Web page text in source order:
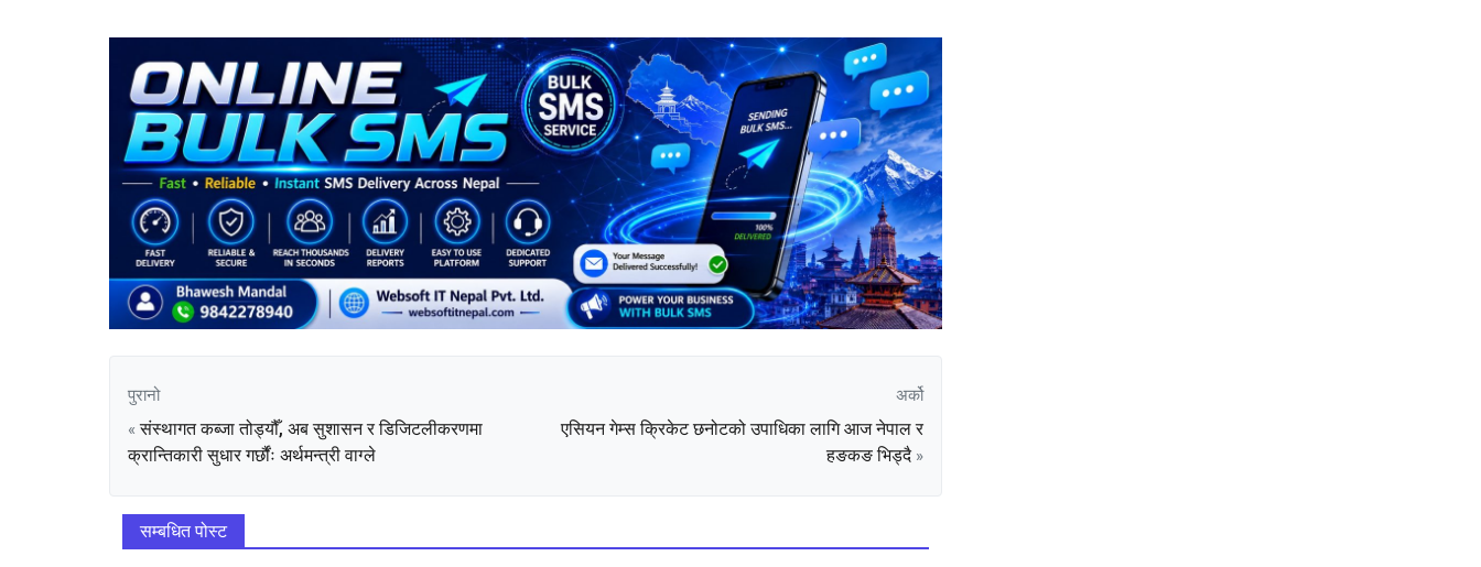
पुरानो
«संस्थागत कब्जा तोड्यौँ, अब सुशासन र डिजिटलीकरणमा
क्रान्तिकारी सुधार गर्छौंः अर्थमन्त्री वाग्ले
अर्को
एसियन गेम्स क्रिकेट छनोटको उपाधिका लागि आज नेपाल र
हङकङ भिड्दै»
सम्बधित पोस्ट